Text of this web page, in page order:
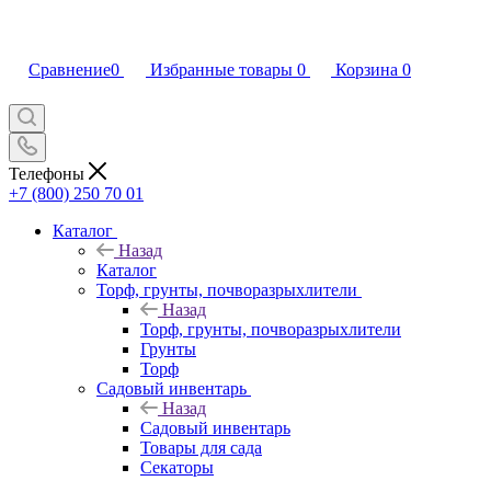
Сравнение0 Избранные товары 0 Корзина 0
Телефоны
+7 (800) 250 70 01
Каталог
Назад
Каталог
Торф, грунты, почворазрыхлители
Назад
Торф, грунты, почворазрыхлители
Грунты
Торф
Садовый инвентарь
Назад
Садовый инвентарь
Товары для сада
Секаторы